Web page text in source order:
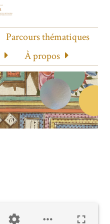
Parcours thématiques
À propos